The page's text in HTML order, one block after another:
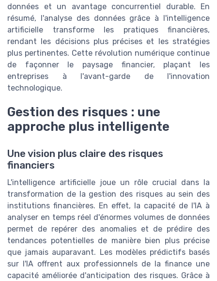
données et un avantage concurrentiel durable. En
résumé, l'analyse des données grâce à l'intelligence
artificielle transforme les pratiques financières,
rendant les décisions plus précises et les stratégies
plus pertinentes. Cette révolution numérique continue
de façonner le paysage financier, plaçant les
entreprises à l'avant-garde de l'innovation
technologique.
Gestion des risques : une
approche plus intelligente
Une vision plus claire des risques
financiers
L'intelligence artificielle joue un rôle crucial dans la
transformation de la gestion des risques au sein des
institutions financières. En effet, la capacité de l'IA à
analyser en temps réel d'énormes volumes de données
permet de repérer des anomalies et de prédire des
tendances potentielles de manière bien plus précise
que jamais auparavant. Les modèles prédictifs basés
sur l'IA offrent aux professionnels de la finance une
capacité améliorée d'anticipation des risques. Grâce à